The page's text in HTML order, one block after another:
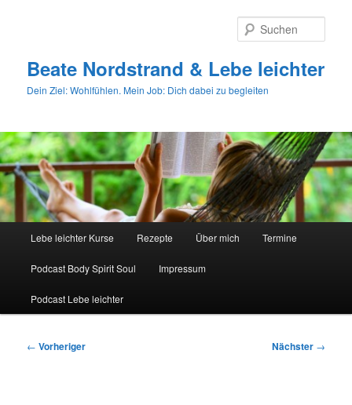
Beate Nordstrand & Lebe leichter
Dein Ziel: Wohlfühlen. Mein Job: Dich dabei zu begleiten
Lebe leichter Kurse Rezepte Über mich Termine
Podcast Body Spirit Soul Impressum
Podcast Lebe leichter
Beitragsnavigation
← Vorheriger Nächster →